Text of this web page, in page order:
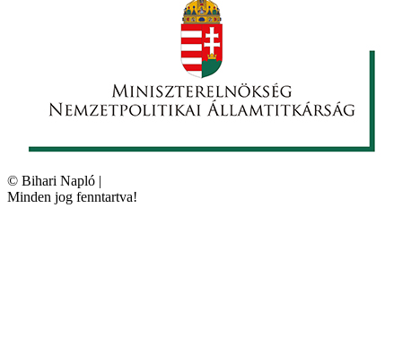
© Bihari Napló
Minden jog fenntartva!